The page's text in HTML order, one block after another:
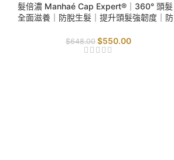
髮倍濃 Manhaé Cap Expert®｜360° 頭髮
全面滋養｜防脫生髮｜提升頭髮強韌度｜防
$648.00 $550.00